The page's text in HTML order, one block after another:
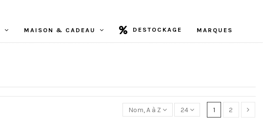
MAISON & CADEAU DESTOCKAGE MARQUES
Nom, A à Z 24 1 2